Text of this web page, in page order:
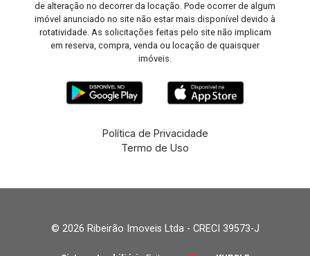
de alteração no decorrer da locação. Pode ocorrer de algum
imóvel anunciado no site não estar mais disponível devido à
rotatividade. As solicitações feitas pelo site não implicam
em reserva, compra, venda ou locação de quaisquer
imóveis.
Política de Privacidade
Termo de Uso
© 2026 Ribeirão Imoveis Ltda - CRECI 39573-J